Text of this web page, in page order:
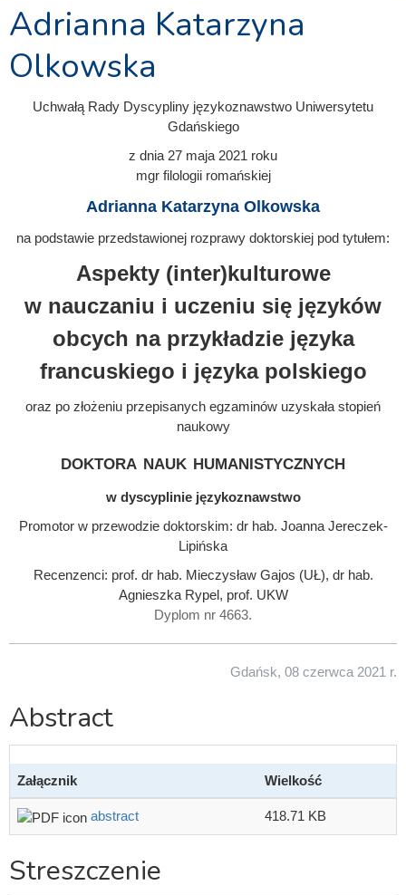
Adrianna Katarzyna
Olkowska
Uchwałą Rady Dyscypliny językoznawstwo Uniwersytetu
Gdańskiego
z dnia 27 maja 2021 roku
mgr filologii romańskiej
Adrianna Katarzyna Olkowska
na podstawie przedstawionej rozprawy doktorskiej pod tytułem:
Aspekty (inter)kulturowe
w nauczaniu i uczeniu się języków
obcych na przykładzie języka
francuskiego i języka polskiego
oraz po złożeniu przepisanych egzaminów uzyskała stopień
naukowy
doktora nauk humanistycznych
w dyscyplinie językoznawstwo
Promotor w przewodzie doktorskim: dr hab. Joanna Jereczek-
Lipińska
Recenzenci: prof. dr hab. Mieczysław Gajos (UŁ), dr hab.
Agnieszka Rypel, prof. UKW
Dyplom nr 4663.
Gdańsk, 08 czerwca 2021 r.
Abstract
Załącznik Wielkość
abstract 418.71 KB
Streszczenie